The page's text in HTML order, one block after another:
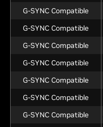
G-SYNC Compatible
G-SYNC Compatible
G-SYNC Compatible
G-SYNC Compatible
G-SYNC Compatible
G-SYNC Compatible
G-SYNC Compatible